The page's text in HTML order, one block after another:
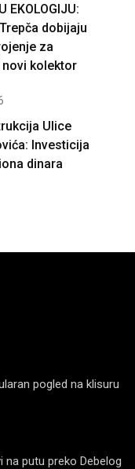
EKOLOGIJU:
dobijaju
za
novi kolektor
Ulice
Investicija
dinara
pogled na klisuru
na putu preko Debelog